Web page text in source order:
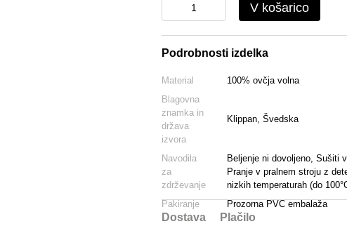
V košarico
Podrobnosti izdelka
Material
100% ovčja volna
Blagovna
znamka in
država
izvora
Klippan, Švedska
Navodila
za
zdrževanje
Beljenje ni dovoljeno, Sušiti
Pranje v pralnem stroju z
nizkih temperaturah (do
Pakiranje
Prozorna PVC embalaža
Dostava Plačilo